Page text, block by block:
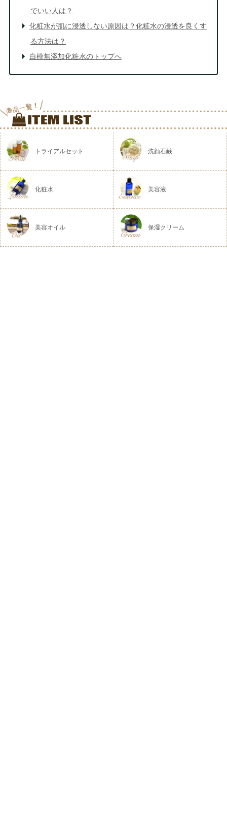
でいい人は？
化粧水が肌に浸透しない原因は？化粧水の浸透を良くす
る方法は？
白樺無添加化粧水のトップへ
トライアルセット 洗顔石鹸
化粧水 美容液
美容オイル 保湿クリーム